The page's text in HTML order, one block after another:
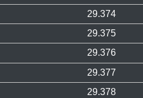
29.374
29.375
29.376
29.377
29.378